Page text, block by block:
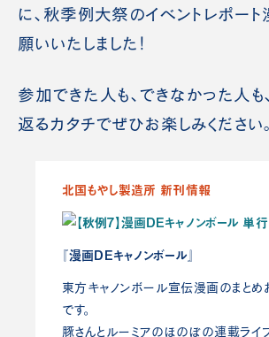
に、秋季例大祭のイベントレポー
願いいたしました！
参加できた人も、できなかった人も
返るカタチでぜひお楽しみください。
北国もやし製造所 新刊情報
『漫画DEキャノンボール』
東方キャノンボール宣伝漫画のまとめ
です。
豚さんとルーミアのほのぼの連載ライ